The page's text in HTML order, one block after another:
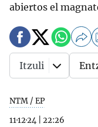
abiertos el
NTM / EP
11·12·24
22:26
Itzuli